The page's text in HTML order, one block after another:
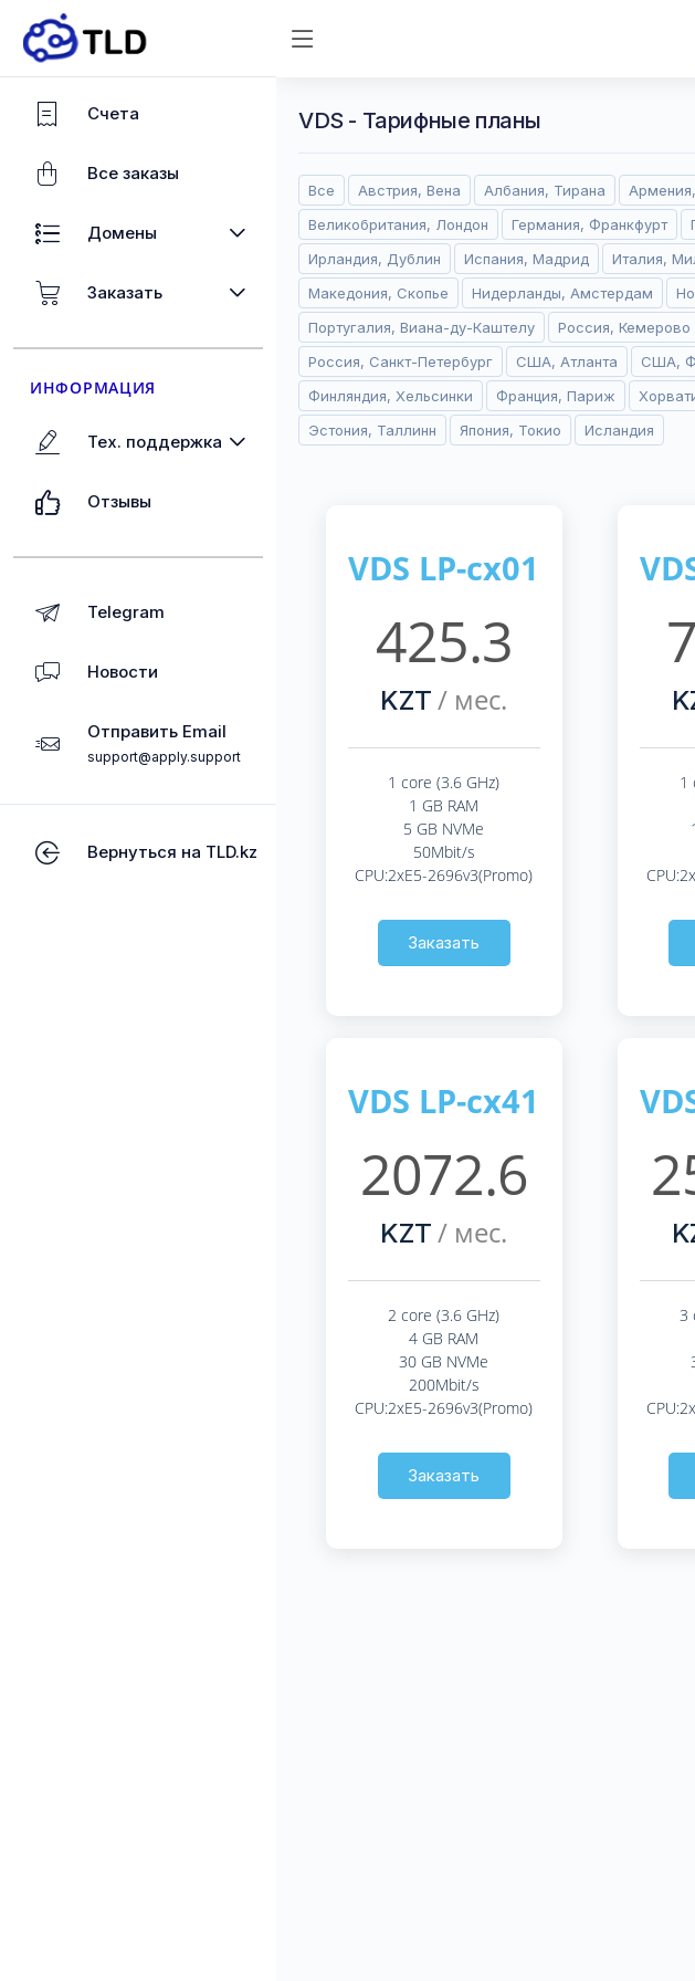
Счета
Все заказы
Домены
Заказать
ИНФОРМАЦИЯ
Тех. поддержка
Отзывы
Telegram
Новости
Отправить Email
support@apply.support
Вернуться на TLD.kz
VDS - Тарифные планы
Все Австрия, Вена Албания, Тирана
Великобритания, Лондон
Германия, Франкфурт
Ирландия, Дублин
Испания, Мадрид Италия,
Македония, Скопье
Нидерланды, Амстердам
Португалия, Виана-ду-Каштелу
Россия, Кемерово
Россия, Санкт-Петербург
США, Атланта США,
Финляндия, Хельсинки
Франция, Париж
Эстония, Таллинн
Япония, Токио Исландия
VDS LP-cx01
425.3
KZT / мес.
1 core (3.6 GHz)
1 GB RAM
5 GB NVMe
50Mbit/s
CPU:2xE5-2696v3(Promo)
Заказать
1
VDS LP-cx41
2072.6
KZT / мес.
2 core (3.6 GHz)
4 GB RAM
30 GB NVMe
200Mbit/s
CPU:2xE5-2696v3(Promo)
Заказать
3